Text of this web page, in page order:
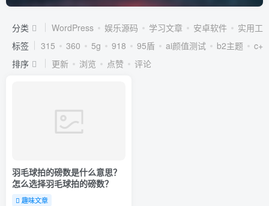
分类 WordPress 娱乐源码 学习文章 安卓软件
实用工
标签
315 360 5g 918 95盾 ai颜值测试 b2主题
c++
排序
更新 浏览 点赞 评论
羽毛球拍的磅数是什么意思？
怎么选择羽毛球拍的磅数？
趣味文章